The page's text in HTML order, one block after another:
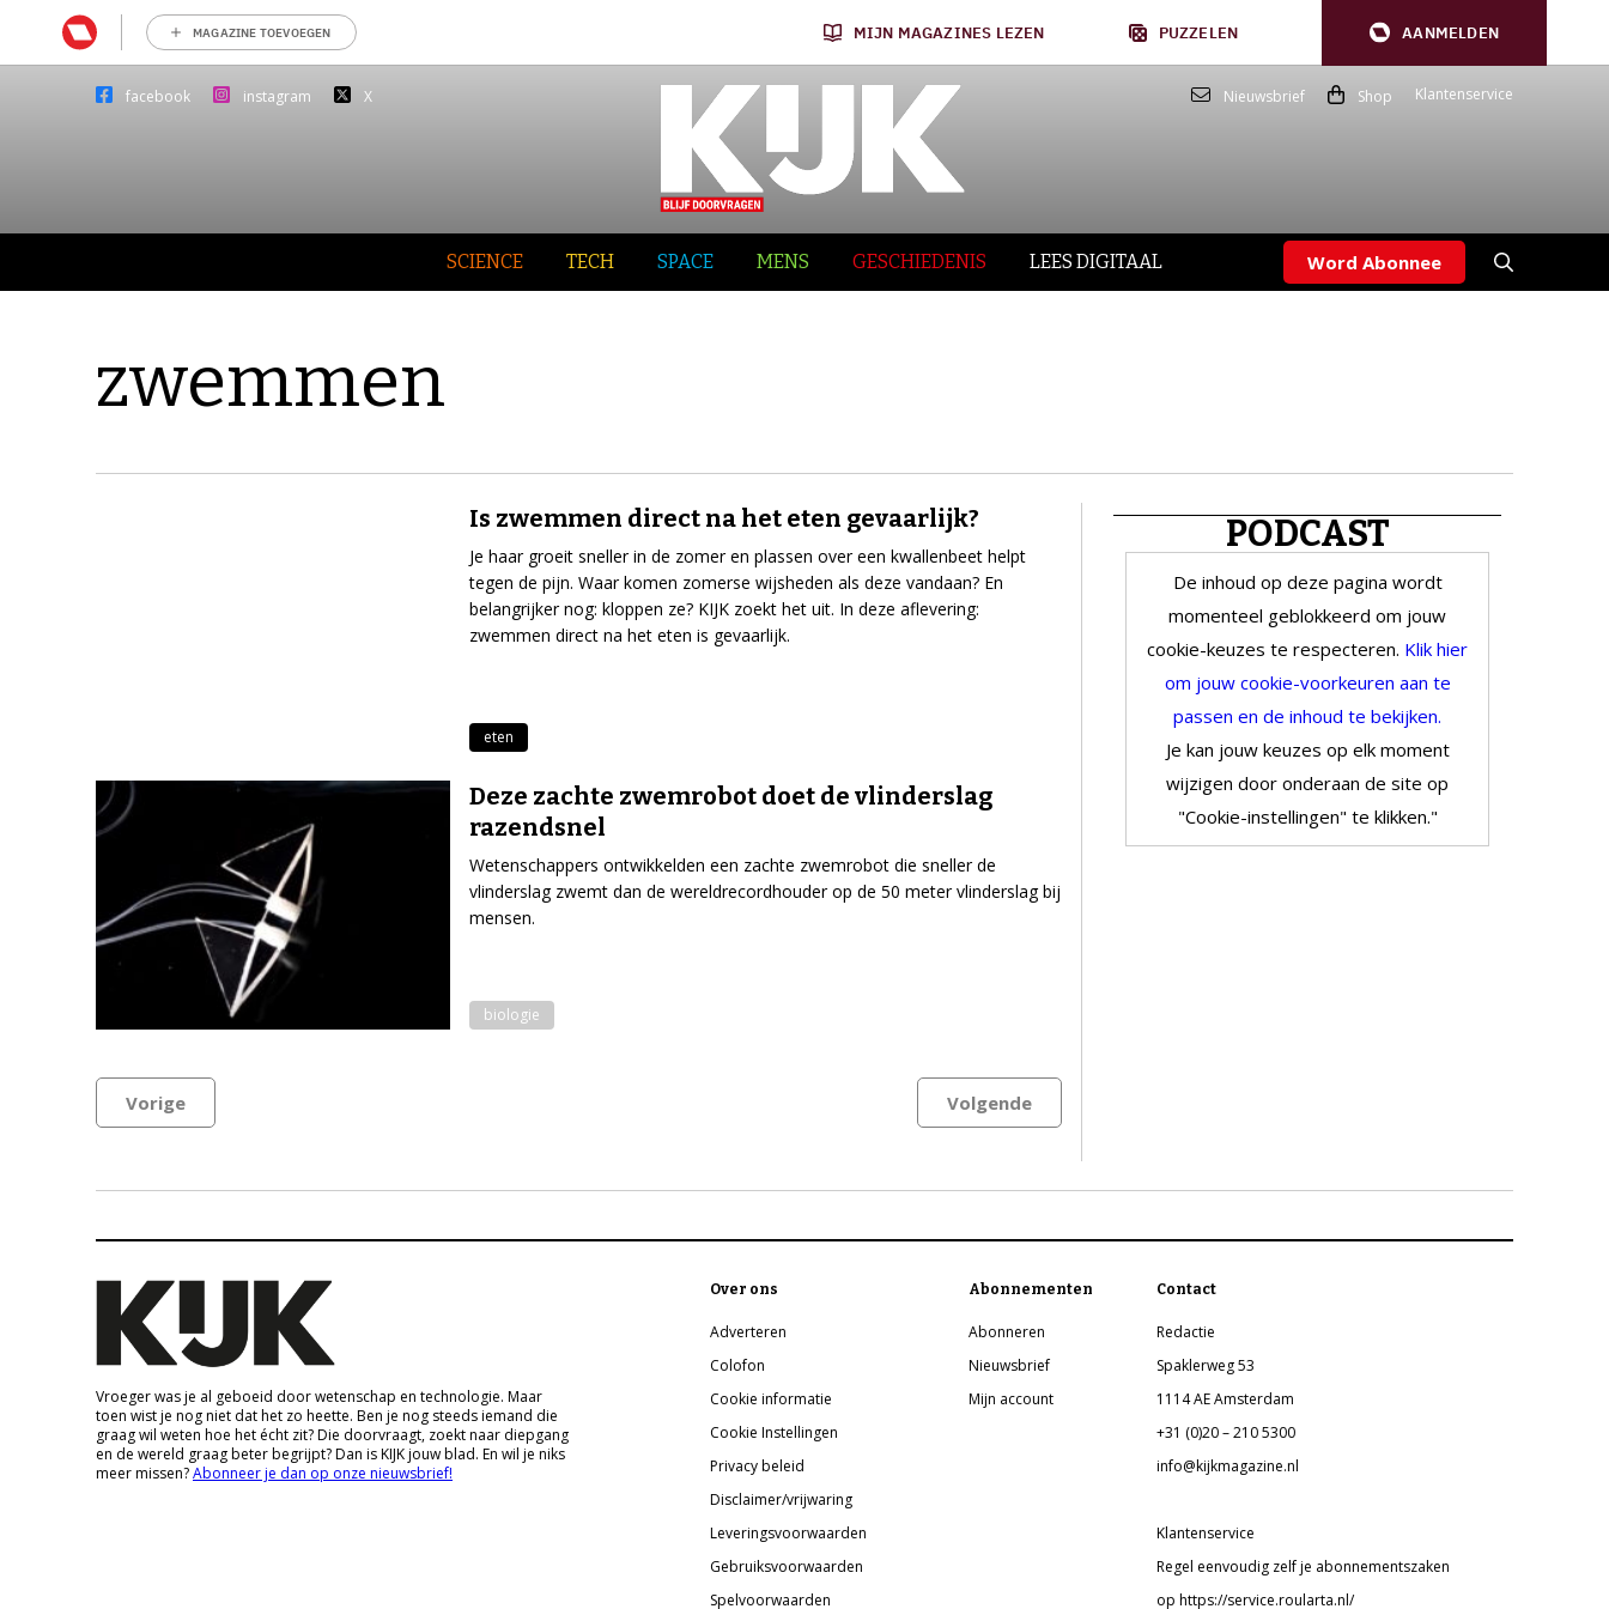
MAGAZINE TOEVOEGEN MIJN MAGAZINES LEZEN PUZZELEN AANMELDEN
facebook instagram X Nieuwsbrief Shop Klantenservice
SCIENCE TECH SPACE MENS GESCHIEDENIS LEES DIGITAAL Word Abonnee
zwemmen
Is zwemmen direct na het eten gevaarlijk?
Je haar groeit sneller in de zomer en plassen over een kwallenbeet helpt
tegen de pijn. Waar komen zomerse wijsheden als deze vandaan? En
belangrijker nog: kloppen ze? KIJK zoekt het uit. In deze aflevering:
zwemmen direct na het eten is gevaarlijk.
eten
Deze zachte zwemrobot doet de vlinderslag
razendsnel
Wetenschappers ontwikkelden een zachte zwemrobot die sneller de
vlinderslag zwemt dan de wereldrecordhouder op de 50 meter vlinderslag bij
mensen.
biologie
Vorige Volgende
PODCAST
De inhoud op deze pagina wordt
momenteel geblokkeerd om jouw
cookie-keuzes te respecteren. Klik hier
om jouw cookie-voorkeuren aan te
passen en de inhoud te bekijken.
Je kan jouw keuzes op elk moment
wijzigen door onderaan de site op
"Cookie-instellingen" te klikken."
Vroeger was je al geboeid door wetenschap en technologie. Maar
toen wist je nog niet dat het zo heette. Ben je nog steeds iemand die
graag wil weten hoe het écht zit? Die doorvraagt, zoekt naar diepgang
en de wereld graag beter begrijpt? Dan is KIJK jouw blad. En wil je niks
meer missen?Abonneer je dan op onze nieuwsbrief!
Over ons
Adverteren
Colofon
Cookie informatie
Cookie Instellingen
Privacy beleid
Disclaimer/vrijwaring
Leveringsvoorwaarden
Gebruiksvoorwaarden
Spelvoorwaarden
Abonnementen
Abonneren
Nieuwsbrief
Mijn account
Contact
Redactie
Spaklerweg 53
1114 AE Amsterdam
+31 (0)20 – 210 5300
info@kijkmagazine.nl
Klantenservice
Regel eenvoudig zelf je abonnementszaken
op https://service.roularta.nl/